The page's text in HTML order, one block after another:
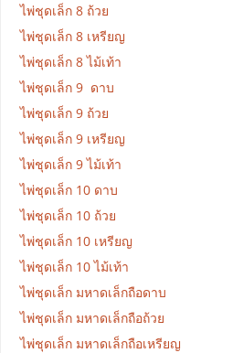
ไพ่ชุดเล็ก 8 ถ้วย
ไพ่ชุดเล็ก 8 เหรียญ
ไพ่ชุดเล็ก 8 ไม้เท้า
ไพ่ชุดเล็ก 9 ดาบ
ไพ่ชุดเล็ก 9 ถ้วย
ไพ่ชุดเล็ก 9 เหรียญ
ไพ่ชุดเล็ก 9 ไม้เท้า
ไพ่ชุดเล็ก 10 ดาบ
ไพ่ชุดเล็ก 10 ถ้วย
ไพ่ชุดเล็ก 10 เหรียญ
ไพ่ชุดเล็ก 10 ไม้เท้า
ไพ่ชุดเล็ก มหาดเล็กถือดาบ
ไพ่ชุดเล็ก มหาดเล็กถือถ้วย
ไพ่ชุดเล็ก มหาดเล็กถือเหรียญ